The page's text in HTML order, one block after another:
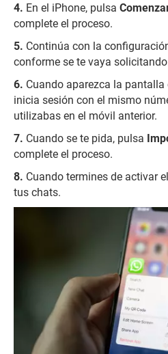
En el iPhone, pulsa
complete el proceso.
Continúa con la
conforme se te vaya
Cuando aparezca la
inicia sesión con el mismo
utilizabas en el móvil anterior.
Cuando se te pida, pulsa
complete el proceso.
Cuando termines de activar
tus chats.